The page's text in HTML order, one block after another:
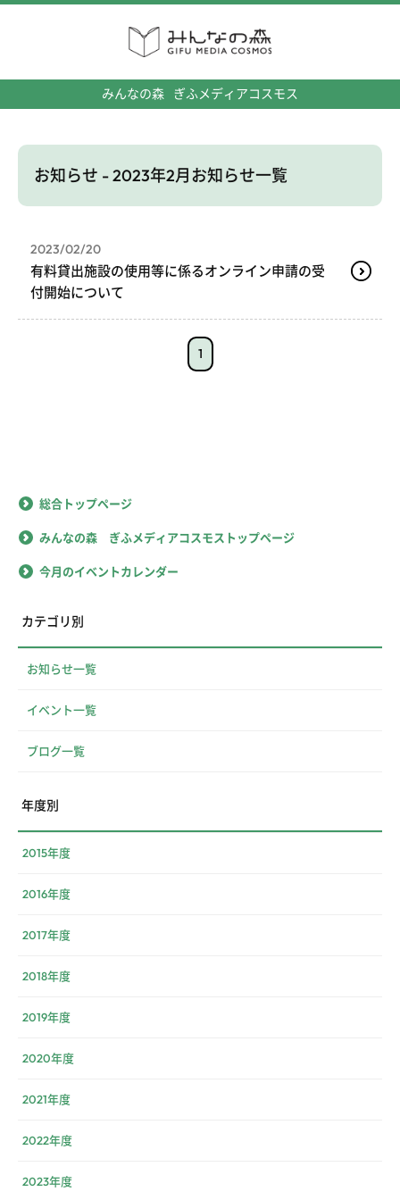
みんなの森 ぎふメディアコスモス
お知らせ - 2023年2月お知らせ一覧
2023/02/20
有料貸出施設の使用等に係るオンライン申請の受
付開始について
1
総合トップページ
みんなの森 ぎふメディアコスモストップページ
今月のイベントカレンダー
カテゴリ別
お知らせ一覧
イベント一覧
ブログ一覧
年度別
2015年度
2016年度
2017年度
2018年度
2019年度
2020年度
2021年度
2022年度
2023年度